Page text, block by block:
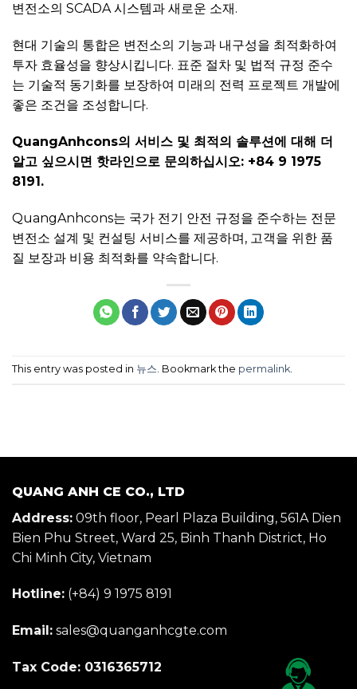
변전소의 SCADA 시스템과 새로운 소재.
현대 기술의 통합은 변전소의 기능과 내구성을 최적화하여
투자 효율성을 향상시킵니다. 표준 절차 및 법적 규정 준수
는 기술적 동기화를 보장하여 미래의 전력 프로젝트 개발에
좋은 조건을 조성합니다.
QuangAnhcons의 서비스 및 최적의 솔루션에 대해 더
알고 싶으시면 핫라인으로 문의하십시오: +84 9 1975
8191.
QuangAnhcons는 국가 전기 안전 규정을 준수하는 전문
변전소 설계 및 컨설팅 서비스를 제공하며, 고객을 위한 품
질 보장과 비용 최적화를 약속합니다.
This entry was posted in 뉴스 . Bookmark the permalink
QUANG ANH CE CO., LTD
Address: 09th floor, Pearl Plaza Building, 561A Dien
Bien Phu Street, Ward 25, Binh Thanh District, Ho
Chi Minh City, Vietnam
Hotline: (+84) 9 1975 8191
Email: sales@quanganhcgte.com
Tax Code: 0316365712